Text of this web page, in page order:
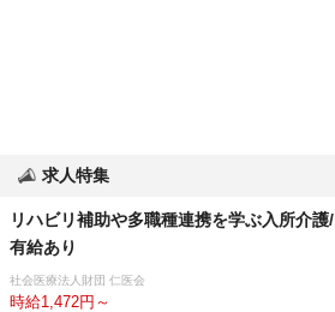
求人特集
リハビリ補助や多職種連携を学ぶ入所介
有給あり
社会医療法人財団 仁医会
時給1,472円～